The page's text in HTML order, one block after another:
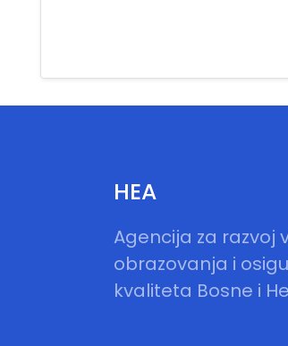
HEA
Agencija za razvoj
obrazovanja i
kvaliteta Bosne i